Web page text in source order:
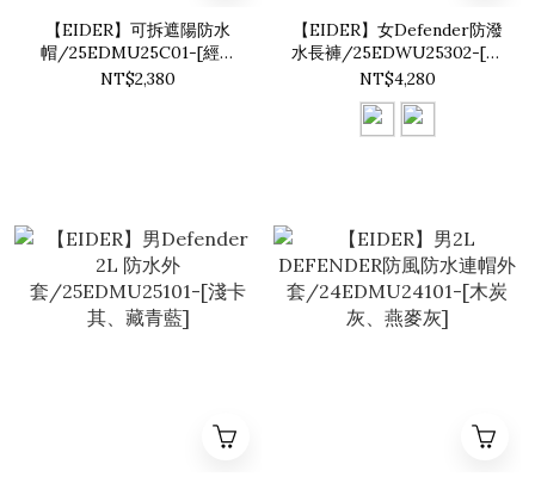
【EIDER】可拆遮陽防水
帽/25EDMU25C01-[經典
黑]
NT$2,380
【EIDER】女Defender防潑
水長褲/25EDWU25302-[淺
卡其、經典黑]
NT$4,280